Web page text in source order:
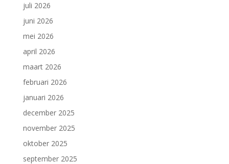
juli 2026
juni 2026
mei 2026
april 2026
maart 2026
februari 2026
januari 2026
december 2025
november 2025
oktober 2025
september 2025